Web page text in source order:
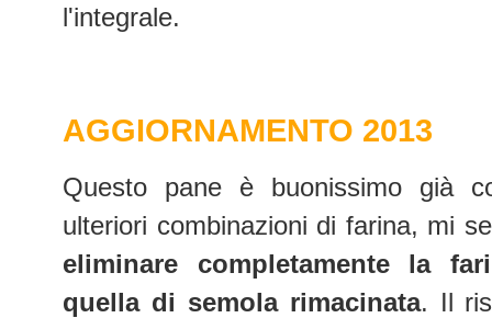
l'integrale.
AGGIORNAMENTO 2013
Questo pane è buonissimo già
ulteriori combinazioni di farina, mi
eliminare completamente la
quella di semola rimacinata. Il